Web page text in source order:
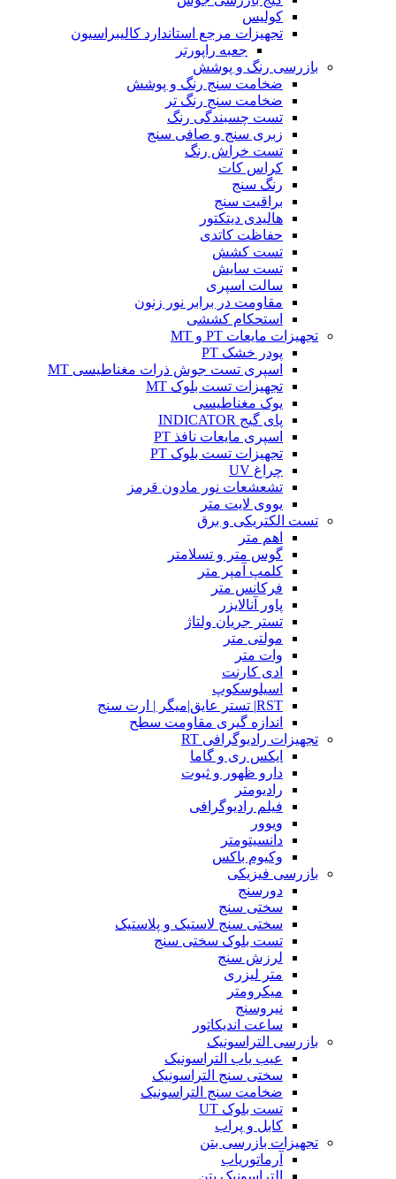
کولیس
تجهیزات مرجع استاندارد کالیبراسیون
جعبه راپورتر
بازرسی رنگ و پوشش
ضخامت سنج رنگ و پوشش
ضخامت سنج رنگ تر
تست چسبندگی رنگ
زبری سنج و صافی سنج
تست خراش رنگ
کراس کات
رنگ سنج
براقیت سنج
هالیدی دیتکتور
حفاظت کاتدی
تست کشش
تست سایش
سالت اسپری
مقاومت در برابر نور زنون
استحکام کششی
تجهیزات مایعات PT و MT
پودر خشک PT
اسپری تست جوش ذرات مغناطیسی MT
تجهیزات تست بلوک MT
یوک مغناطیسی
پای گیج INDICATOR
اسپری مایعات نافذ PT
تجهیزات تست بلوک PT
چراغ UV
تشعشعات نور مادون قرمز
یووی لایت متر
تست الکتریکی و برق
اهم متر
گوس متر و تسلامتر
کلمپ آمپر متر
فرکانس متر
پاور آنالایزر
تستر جریان ولتاژ
مولتی متر
وات متر
ادی کارنت
اسیلوسکوپ
RST| تستر عایق|میگر | ارت سنج
اندازه گیری مقاومت سطح
تجهیزات رادیوگرافی RT
ایکس ری و گاما
دارو ظهور و ثبوت
رادیومتر
فیلم رادیوگرافی
ویوور
دانسیتومتر
وکیوم باکس
بازرسی فیزیکی
دورسنج
سختی سنج
سختی سنج لاستیک و پلاستیک
تست بلوک سختی سنج
لرزش سنج
متر لیزری
میکرومتر
نیروسنج
ساعت اندیکاتور
بازرسی التراسونیک
عیب یاب التراسونیک
سختی سنج التراسونیک
ضخامت سنج التراسونیک
تست بلوک UT
کابل و پراب
تجهیزات بازرسی بتن
آرماتوریاب
التراسونیک بتن